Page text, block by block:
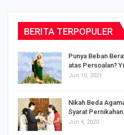
BERITA TERPOPULER
Punya Beban
atas Persoalan?
Jun 10, 2021
Nikah Beda
Syarat
Jun 4, 2020